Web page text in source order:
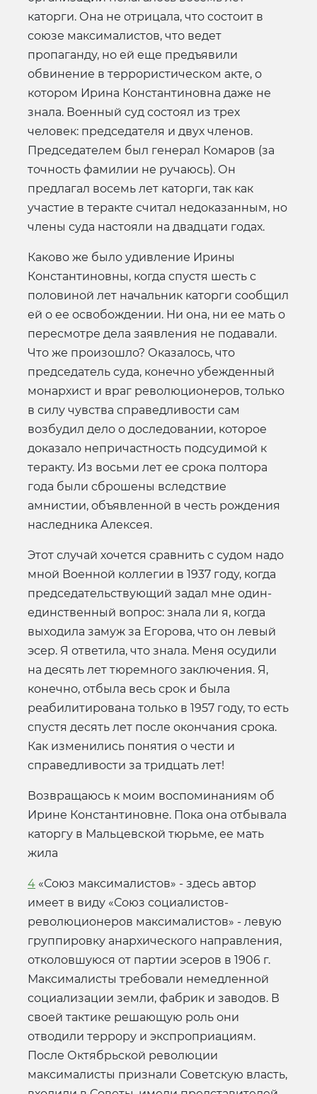
каторги. Она не отрицала, что состоит в
союзе максималистов, что ведет
пропаганду, но ей еще предъявили
обвинение в террористическом акте, о
котором Ирина Константиновна даже не
знала. Военный суд состоял из трех
человек: председателя и двух членов.
Председателем был генерал Комаров (за
точность фамилии не ручаюсь). Он
предлагал восемь лет каторги, так как
участие в теракте считал недоказанным, но
члены суда настояли на двадцати годах.
Каково же было удивление Ирины
Константиновны, когда спустя шесть с
половиной лет начальник каторги сообщил
ей о ее освобождении. Ни она, ни ее мать о
пересмотре дела заявления не подавали.
Что же произошло? Оказалось, что
председатель суда, конечно убежденный
монархист и враг революционеров, только
в силу чувства справедливости сам
возбудил дело о доследовании, которое
доказало непричастность подсудимой к
теракту. Из восьми лет ее срока полтора
года были сброшены вследствие
амнистии, объявленной в честь рождения
наследника Алексея.
Этот случай хочется сравнить с судом надо
мной Военной коллегии в 1937 году, когда
председательствующий задал мне один-
единственный вопрос: знала ли я, когда
выходила замуж за Егорова, что он левый
эсер. Я ответила, что знала. Меня осудили
на десять лет тюремного заключения. Я,
конечно, отбыла весь срок и была
реабилитирована только в 1957 году, то есть
спустя десять лет после окончания срока.
Как изменились понятия о чести и
справедливости за тридцать лет!
Возвращаюсь к моим воспоминаниям об
Ирине Константиновне. Пока она отбывала
каторгу в Мальцевской тюрьме, ее мать
жила
4 «Союз максималистов» - здесь автор
имеет в виду «Союз социалистов-
революционеров максималистов» - левую
группировку анархического направления,
отколовшуюся от партии эсеров в 1906 г.
Максималисты требовали немедленной
социализации земли, фабрик и заводов. В
своей тактике решающую роль они
отводили террору и экспроприациям.
После Октябрьской революции
максималисты признали Советскую власть,